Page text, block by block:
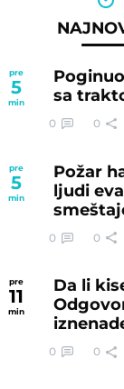
pre
5
min
sa
0 0
pre
5
min
Požar
ljudi
0 0
pre
11
min
Da li
0 0